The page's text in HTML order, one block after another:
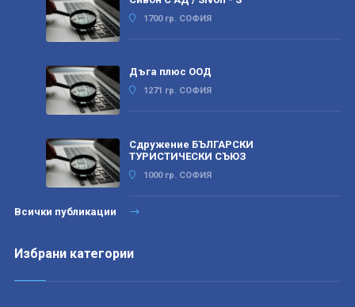
1700 гр. СОФИЯ
Дъга плюс ООД
1271 гр. СОФИЯ
Сдружение БЪЛГАРСКИ
ТУРИСТИЧЕСКИ СЪЮЗ
1000 гр. СОФИЯ
Всички публикации
Избрани категории